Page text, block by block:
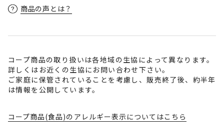
商品の声とは？
コープ商品の取り扱いは各地域の生協によって異なります。
詳しくはお近くの生協にお問い合わせ下さい。
ご家庭に保管されていることを考慮し、販売終了後、約半年
は情報を公開しています。
コープ商品(食品)のアレルギー表示についてはこちら